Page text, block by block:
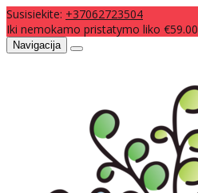
Susisiekite: +37062723504
Iki nemokamo pristatymo liko €59.00
Navigacija